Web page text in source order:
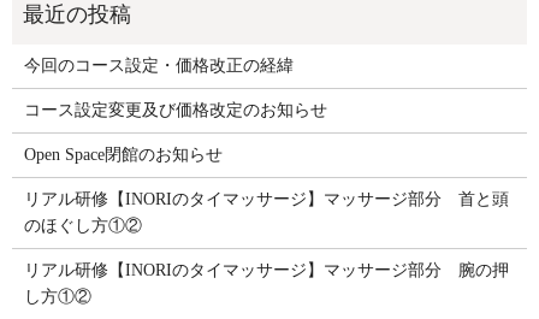
今回のコース設定・価格改正の経緯
コース設定変更及び価格改定のお知らせ
Open Space閉館のお知らせ
リアル研修【INORIのタイマッサージ】マッサージ部分 首と頭
のほぐし方①②
リアル研修【INORIのタイマッサージ】マッサージ部分 腕の押
し方①②